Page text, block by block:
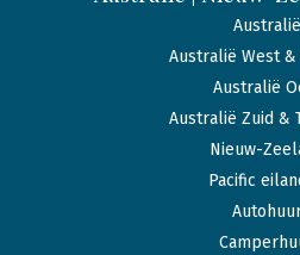
Australië
Australië West
Australië
Australië Zuid &
Nieuw-
Pacific